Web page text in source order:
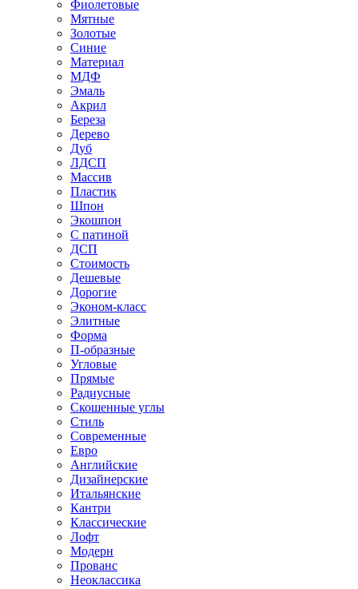
Фиолетовые
Мятные
Золотые
Синие
Материал
МДФ
Эмаль
Акрил
Береза
Дерево
Дуб
ЛДСП
Массив
Пластик
Шпон
Экошпон
С патиной
ДСП
Стоимость
Дешевые
Дорогие
Эконом-класс
Элитные
Форма
П-образные
Угловые
Прямые
Радиусные
Скошенные углы
Стиль
Современные
Евро
Английские
Дизайнерские
Итальянские
Кантри
Классические
Лофт
Модерн
Прованс
Неоклассика